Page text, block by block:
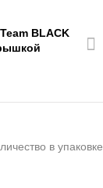
BLACK
в упаковке